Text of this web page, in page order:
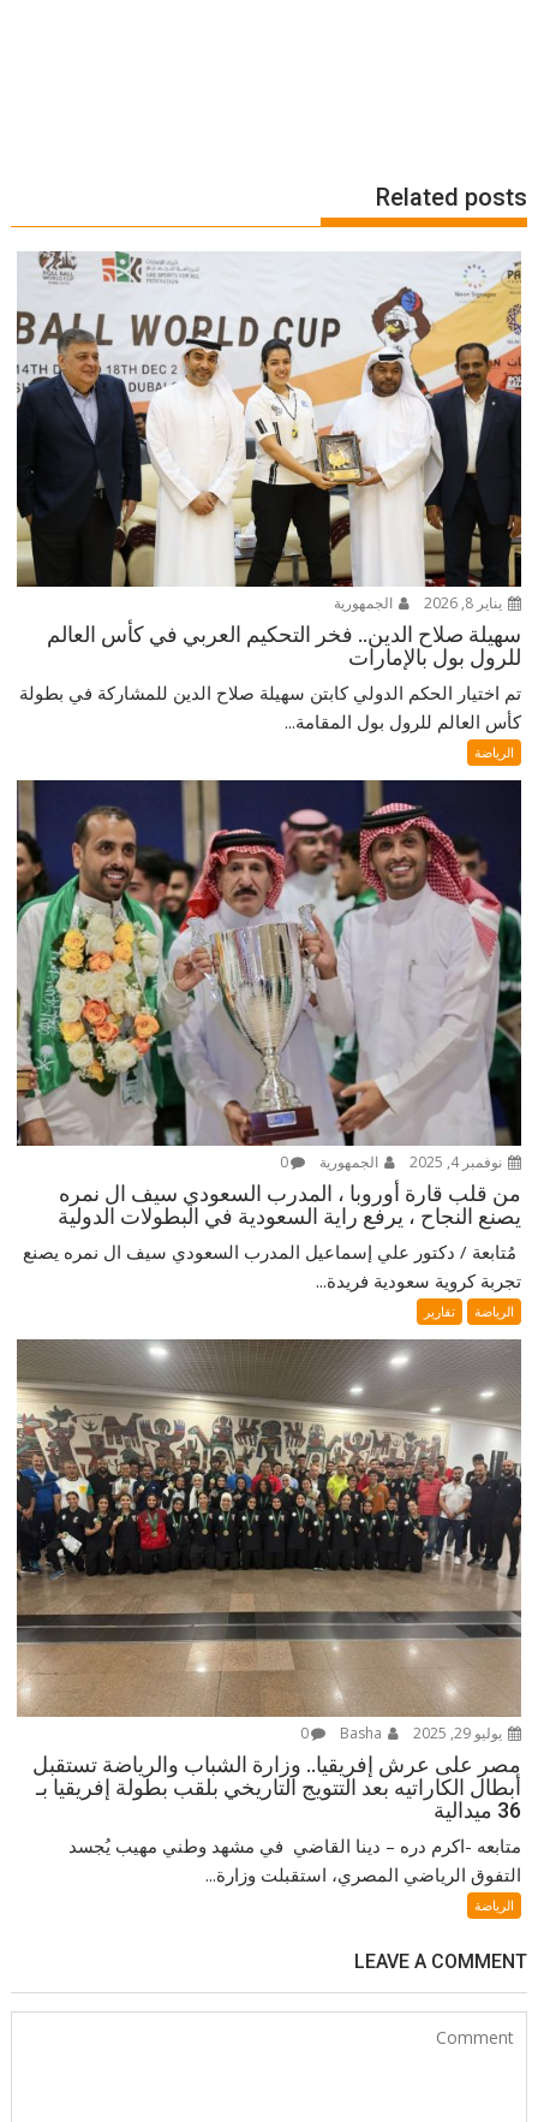
Related posts
يناير 8, 2026 الجمهورية
سهيلة صلاح الدين.. فخر التحكيم العربي في كأس العالم
للرول بول بالإمارات
تم اختيار الحكم الدولي كابتن سهيلة صلاح الدين للمشاركة في بطولة
كأس العالم للرول بول المقامة...
الرياضة
نوفمبر 4, 2025 الجمهورية 0
من قلب قارة أوروبا ، المدرب السعودي سيف ال نمره
يصنع النجاح ، يرفع راية السعودية في البطولات الدولية
‎ مُتابعة / دكتور علي إسماعيل ‎المدرب السعودي سيف ال نمره يصنع
تجربة كروية سعودية فريدة...
الرياضة تقارير
يوليو 29, 2025 0
مصر على عرش إفريقيا.. وزارة الشباب والرياضة تستقبل
أبطال الكاراتيه بعد التتويج التاريخي بلقب بطولة إفريقيا بـ
36 ميدالية
متابعه -اكرم دره – دينا القاضي في مشهد وطني مهيب يُجسد
التفوق الرياضي المصري، استقبلت وزارة...
الرياضة
LEAVE A COMMENT